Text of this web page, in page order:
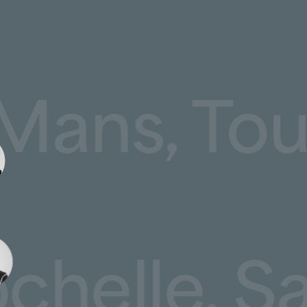
notamment sur :
Baratière à Vitré
à Vitré
Marche à Fougères
de couvertures professionnelles :
panneaux sandwich),
synthétiques,